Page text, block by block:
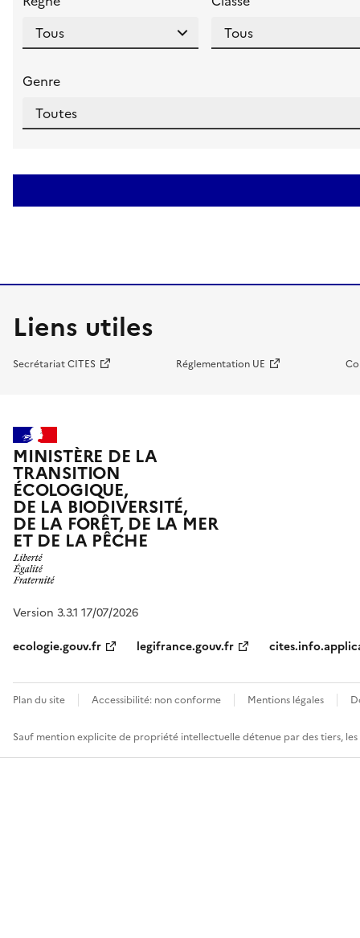
Genre
Liens utiles
Secrétariat CITES Réglementation UE
MINISTÈRE DE LA
TRANSITION
ÉCOLOGIQUE,
DE LA BIODIVERSITÉ,
DE LA FORÊT, DE LA MER
ET DE LA PÊCHE
Version 3.3.1 17/07/2026
ecologie.gouv.fr
legifrance.gouv.fr
Plan du site Accessibilité: non conforme Mentions légales
Sauf mention explicite de propriété intellectuelle détenue par des tiers,